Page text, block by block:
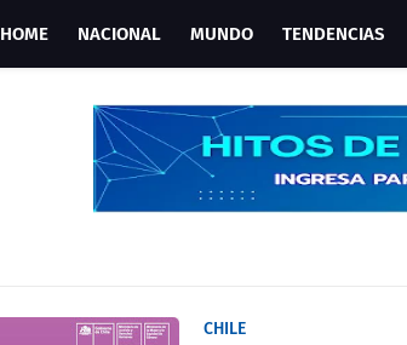
HOME NACIONAL MUNDO TENDENCIAS
CHILE